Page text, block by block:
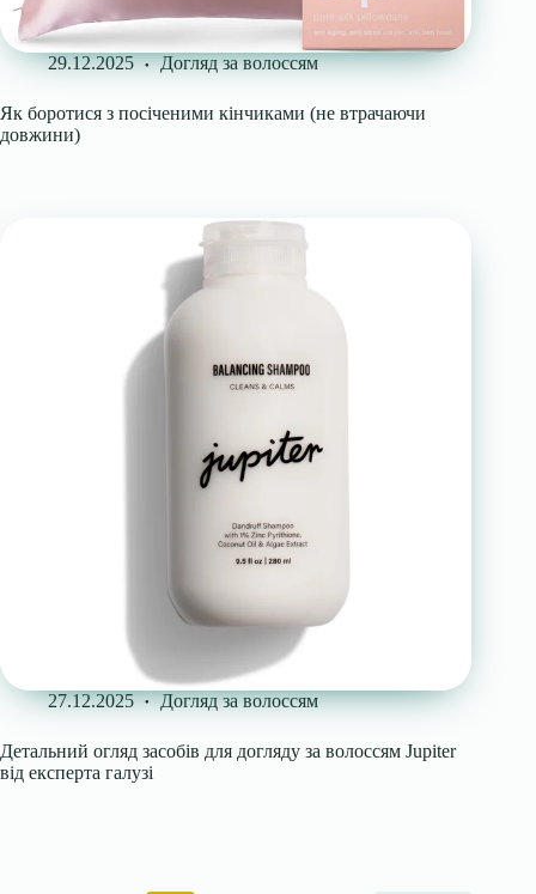
29.12.2025 Догляд за волоссям
Як боротися з посіченими кінчиками (не втрачаючи
довжини)
27.12.2025 Догляд за волоссям
Детальний огляд засобів для догляду за волоссям Jupiter
від експерта галузі